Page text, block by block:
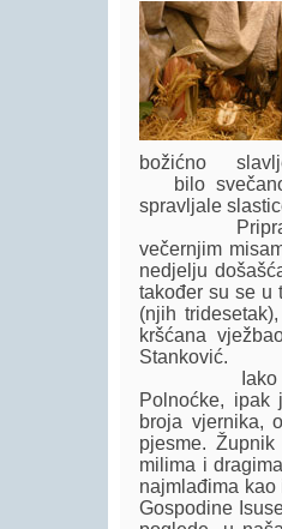
božićno
bilo
spravljale
Priprava za
večernjim
nedjelju
također su se u
(njih
kršćana
Stanković.
Iako je
Polnoćke,
broja vjernika,
pjesme.
milima i
najmlađima kao
Gospodine